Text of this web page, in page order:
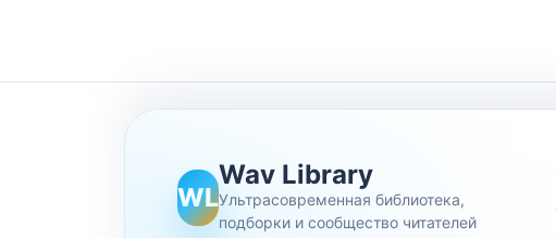
WL
Wav Library
Ультрасовременная библиотека,
подборки и сообщество читателей